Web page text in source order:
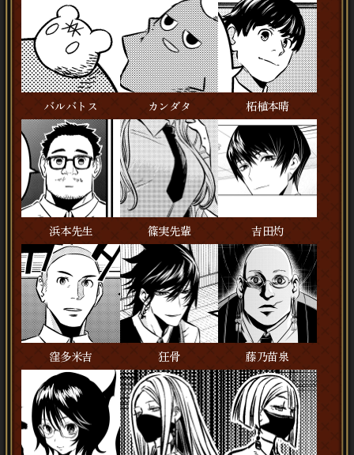
バルバトス カンダタ 柘植本晴
浜本先生 篠実先輩 吉田灼
窪多米吉 狂骨 藤乃苗泉